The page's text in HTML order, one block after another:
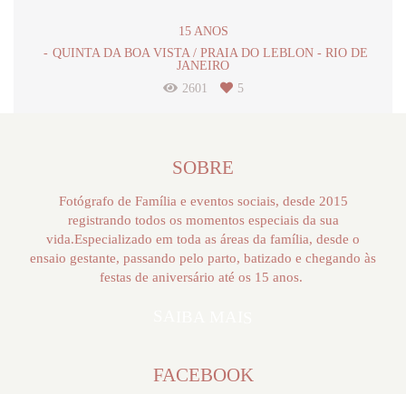
15 ANOS
QUINTA DA BOA VISTA / PRAIA DO LEBLON - RIO DE
JANEIRO
2601
5
SOBRE
Fotógrafo de Família e eventos sociais, desde 2015
registrando todos os momentos especiais da sua
vida.Especializado em toda as áreas da família, desde o
ensaio gestante, passando pelo parto, batizado e chegando às
festas de aniversário até os 15 anos.
FACEBOOK